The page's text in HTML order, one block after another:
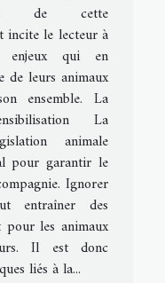
de cette
incite le lecteur à
enjeux qui en
de leurs animaux
ensemble. La
La
animale
pour garantir le
Ignorer
entraîner des
pour les animaux
Il est donc
liés à la...